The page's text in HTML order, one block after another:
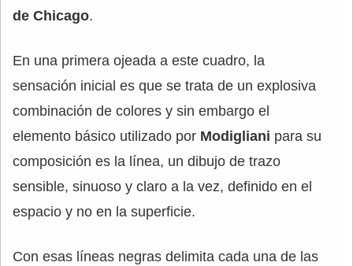
de Chicago.
En una primera ojeada a este cuadro, la
sensación inicial es que se trata de un explosiva
combinación de colores y sin embargo el
elemento básico utilizado por Modigliani para su
composición es la línea, un dibujo de trazo
sensible, sinuoso y claro a la vez, definido en el
espacio y no en la superficie.
Con esas líneas negras delimita cada una de las